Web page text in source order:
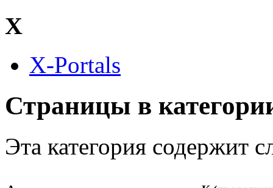
X
X-Portals
Страницы в
Эта категория содержит